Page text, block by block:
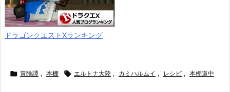
ドラゴンクエストXランキング
 冒険譚 , 本棚  エルトナ大陸 , カミハルムイ , レシピ , 本棚道中